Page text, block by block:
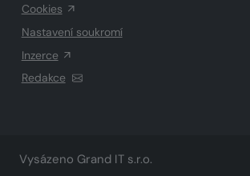
Cookies
Nastavení soukromí
Inzerce
Redakce
Vysázeno Grand IT s.r.o.